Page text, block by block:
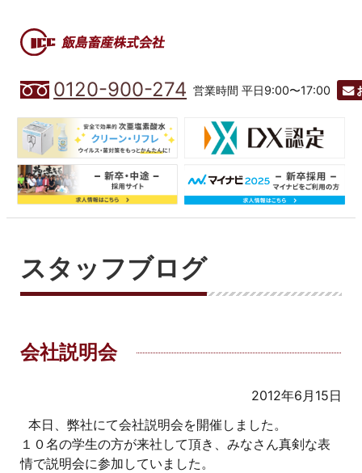
0120-900-274 営業時間 平日9:00〜17:00
スタッフブログ
会社説明会
2012年6月15日
本日、弊社にて会社説明会を開催しました。
１０名の学生の方が来社して頂き、みなさん真剣な表
情で説明会に参加していました。